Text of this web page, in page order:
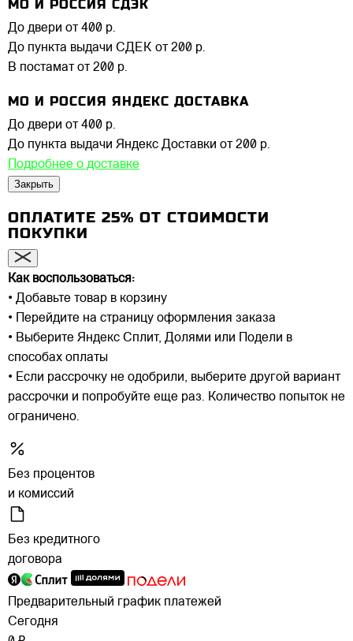
МО И РОССИЯ СДЭК
До двери от 400 р.
До пункта выдачи СДЕК от 200 р.
В постамат от 200 р.
МО И РОССИЯ ЯНДЕКС ДОСТАВКА
До двери от 400 р.
До пункта выдачи Яндекс Доставки от 200 р.
Подробнее о доставке
Закрыть
ОПЛАТИТЕ 25% ОТ СТОИМОСТИ
ПОКУПКИ
Как воспользоваться:
• Добавьте товар в корзину
• Перейдите на страницу оформления заказа
• Выберите Яндекс Сплит, Долями или Подели в
способах оплаты
• Если рассрочку не одобрили, выберите другой вариант
рассрочки и попробуйте еще раз. Количество попыток не
ограничено.
Без процентов
и комиссий
Без кредитного
договора
Предварительный график платежей
Сегодня